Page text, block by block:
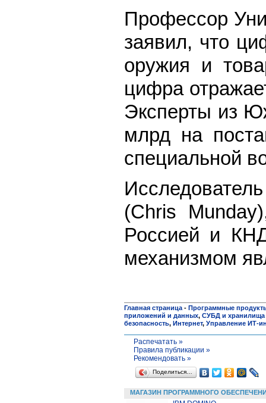
Профессор
заявил, что
оружия и
цифра
Эксперты из
млрд на
специальной
(Chris
Россией и
механизмом
Главная страница - Программные
приложений и данных, СУБД и хранилища
безопасность, Интернет, Управление ИТ-
Распечатать »
Правила публикации »
Рекомендовать »
Поделиться…
МАГАЗИН ПРОГРАММНОГО